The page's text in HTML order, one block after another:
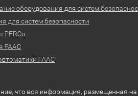
оборудования для систем
для систем безопасности
PERCo
FAAC
FAAC
что вся информация, размещенная на